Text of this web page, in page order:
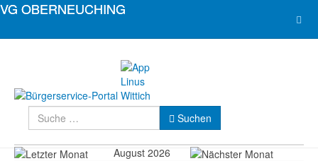
Suchen Suchen
August 2026